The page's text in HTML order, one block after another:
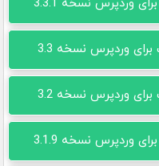
وردپرس نسخه 3.3
وردپرس نسخه 3.2
وردپرس نسخه 3.1.9